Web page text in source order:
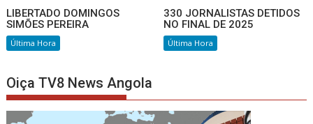
LIBERTADO DOMINGOS
SIMÕES PEREIRA
Última Hora
330 JORNALISTAS DETIDOS
NO FINAL DE 2025
Última Hora
Oiça TV8 News Angola